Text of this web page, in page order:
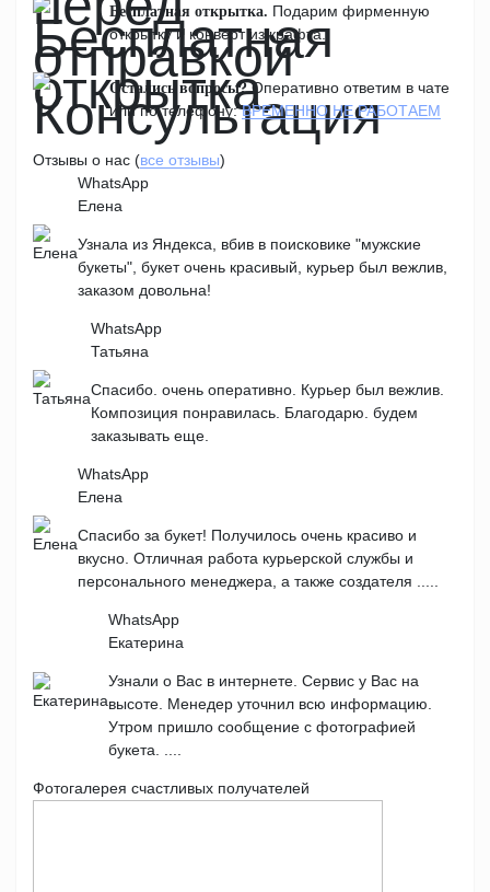
Бесплатная открытка. Подарим фирменную
открытку и конверт из крафта.
Остались вопросы?Оперативно ответим в чате
или по телефону:ВРЕМЕННО НЕ РАБОТАЕМ
Отзывы о нас (все отзывы)
WhatsApp
Елена
Узнала из Яндекса, вбив в поисковике "мужские
букеты", букет очень красивый, курьер был вежлив,
заказом довольна!
WhatsApp
Татьяна
Спасибо. очень оперативно. Курьер был вежлив.
Композиция понравилась. Благодарю. будем
заказывать еще.
WhatsApp
Елена
Спасибо за букет! Получилось очень красиво и
вкусно. Отличная работа курьерской службы и
персонального менеджера, а также создателя .....
WhatsApp
Екатерина
Узнали о Вас в интернете. Сервис у Вас на
высоте. Менедер уточнил всю информацию.
Утром пришло сообщение с фотографией
букета. ....
Фотогалерея счастливых получателей